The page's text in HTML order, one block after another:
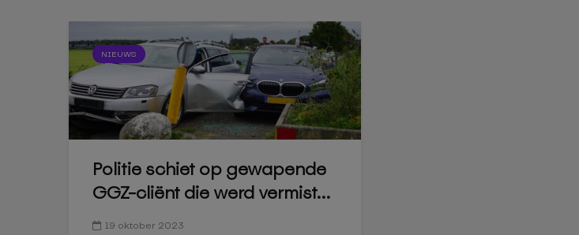
NIEUWS
Politie schiet op gewapende
GGZ-cliënt die werd vermist...
19 oktober 2023